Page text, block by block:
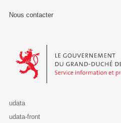
Nous contacter
Le Gouvernement du Grand-
udata
udata-front